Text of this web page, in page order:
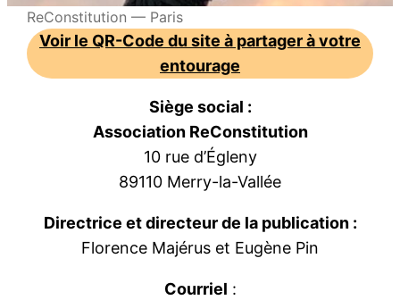
ReConstitution — Paris
Voir le QR-Code du site à partager à votre
entourage
Siège social :
Association ReConstitution
10 rue d’Égleny
89110 Merry-la-Vallée
Directrice et directeur de la publication :
Florence Majérus et Eugène Pin
Courriel :